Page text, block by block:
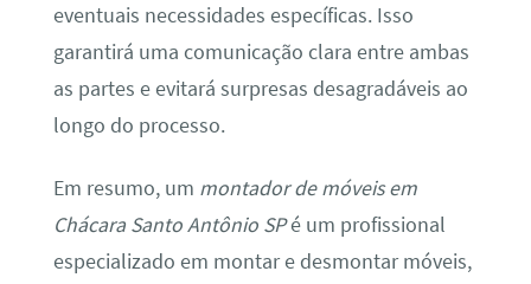
eventuais necessidades específicas. Isso
garantirá uma comunicação clara entre ambas
as partes e evitará surpresas desagradáveis ao
longo do processo.
Em resumo, um montador de móveis em
Chácara Santo Antônio SPé um profissional
especializado em montar e desmontar móveis,